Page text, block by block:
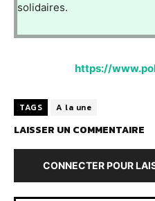
solidaires.
https://
TAGS A la une
LAISSER UN COMMENTAIRE
CONNECTER POUR